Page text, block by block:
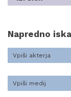
Napredno